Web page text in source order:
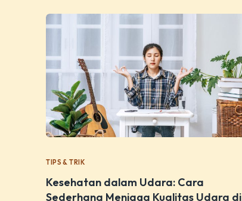
TIPS & TRIK
Kesehatan dalam Udara: Cara
Sederhana Menjaga Kualitas Udara di